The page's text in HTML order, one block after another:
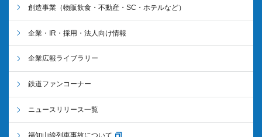
創造事業 （物販飲食・不動産・SC・ホテルなど）
企業・IR・採用・法人向け情報
企業広報ライブラリー
鉄道ファンコーナー
ニュースリリース一覧
福知山線列車事故について